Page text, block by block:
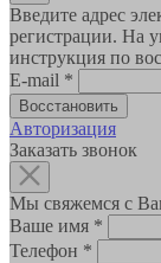
Введите адрес
регистрации. На
инструкция по
E-mail *
Авторизация
Заказать звонок
Мы свяжемся с
Ваше имя *
Телефон *